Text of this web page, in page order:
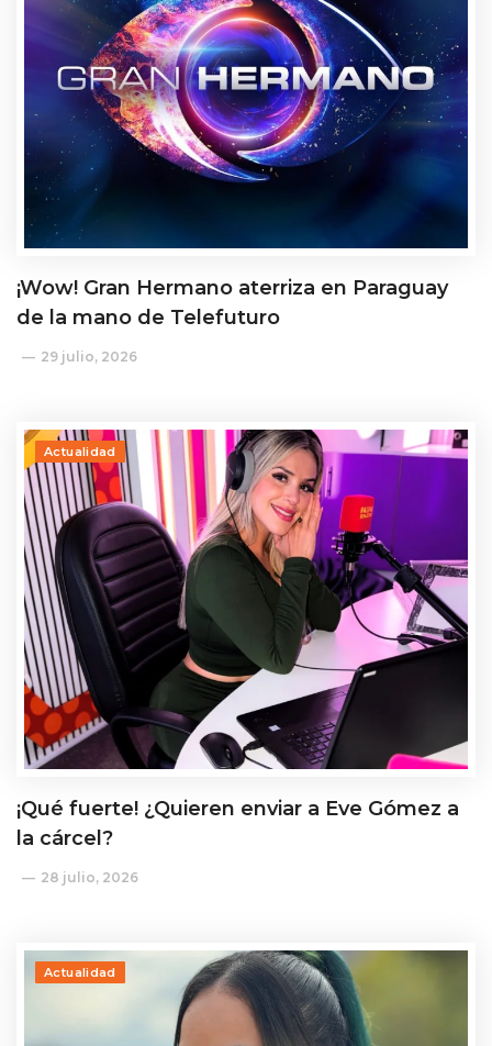
¡Wow! Gran Hermano aterriza en Paraguay
de la mano de Telefuturo
29 julio, 2026
Actualidad
¡Qué fuerte! ¿Quieren enviar a Eve Gómez a
la cárcel?
28 julio, 2026
Actualidad